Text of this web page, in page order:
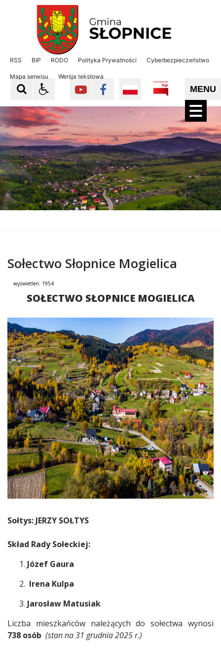
Gmina Słopnice
RSS BIP RODO Polityka Prywatności Cyberbezpieczeństwo
Mapa serwisu Wersja tekstowa
MENU
Sołectwo Słopnice Mogielica
wyświetleń: 1954
TreśćSOŁECTWO SŁOPNICE MOGIELICA
Sołtys: JERZY SOŁTYS
Skład Rady Sołeckiej:
Józef Gaura
Irena Kulpa
Jarosław Matusiak
Liczba mieszkańców należących do sołectwa wynosi
738 osób (stan na 31 grudnia 2025 r.)